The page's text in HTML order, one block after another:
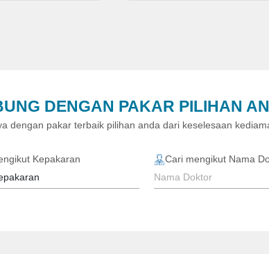
DENGAN PAKAR PILIHAN
dengan pakar terbaik pilihan anda dari keselesaan
Kepakaran Cari mengikut Nama